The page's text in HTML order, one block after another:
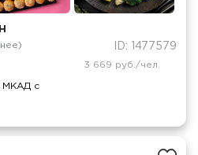
ID: 1477579
МКАД с
3 669 руб./чел.